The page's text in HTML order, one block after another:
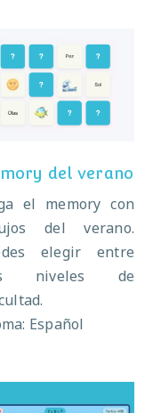
Memory del
verano
del verano
el memory con
del verano.
elegir entre
niveles de
Español